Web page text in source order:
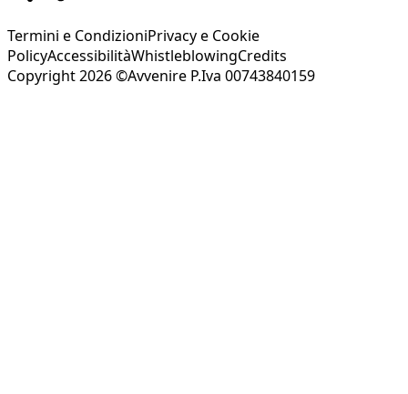
Termini e CondizioniPrivacy e Cookie
PolicyAccessibilitàWhistleblowingCredits
Copyright 2026 ©Avvenire P.Iva 00743840159